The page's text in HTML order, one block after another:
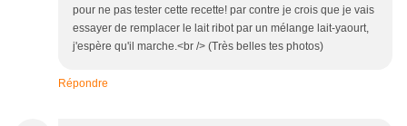
pour ne pas tester cette recette! par contre je crois que je vais
essayer de remplacer le lait ribot par un mélange lait-yaourt,
j'espère qu'il marche.<br /> (Très belles tes photos)
Répondre